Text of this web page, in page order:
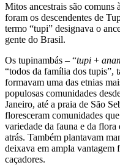
Mitos ancestrais são
foram os descendentes de
termo “tupi” designava o
gente do Brasil.
Os tupinambás – “tupi +
“todos da família dos tupis”,
formavam uma das etnias
populosas comunidades
Janeiro, até a praia de São
floresceram comunidades
variedade da fauna e da
atrás. Também plantavam
deixava em ampla vantagem
caçadores.